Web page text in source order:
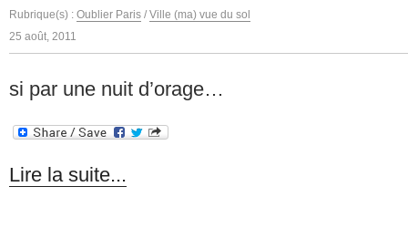
Rubrique(s) : Oublier Paris / Ville (ma) vue du sol
25 août, 2011
si par une nuit d’orage…
Lire la suite...